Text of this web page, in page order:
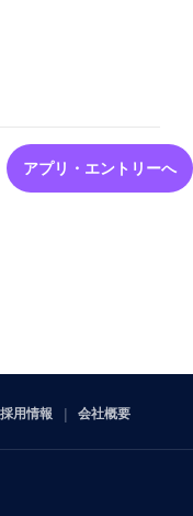
アプリ・エントリーへ
採用情報 会社概要